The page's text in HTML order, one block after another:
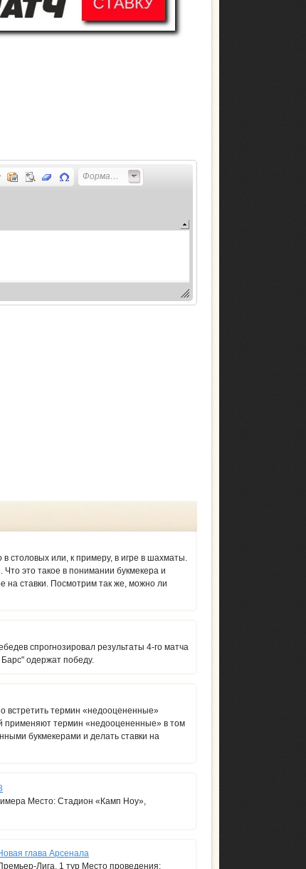
Форматирование
в столовых или, к примеру, в игре в шахматы.
это такое в понимании букмекера и
на ставки. Посмотрим так же, можно ли
спрогнозировал результаты 4-го матча
одержат победу.
встретить термин «недооцененные»
применяют термин «недооцененные» в том
букмекерами и делать ставки на
Место: Стадион «Камп Ноу»,
глава Арсенала
Лига, 1 тур Место проведения: